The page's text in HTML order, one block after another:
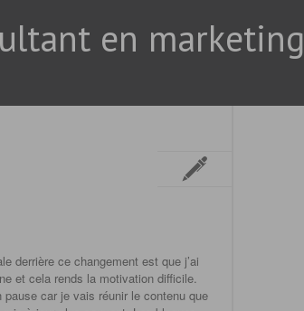
en
derrière ce changement est que j’ai
et cela rends la motivation difficile.
car je vais réunir le contenu que